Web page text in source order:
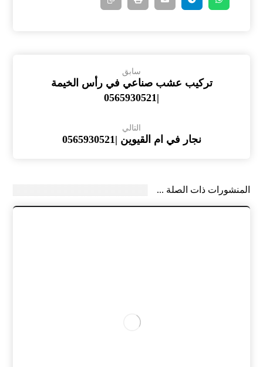
سابق
تركيب عشب صناعي في رأس الخيمة
|0565930521
التالي
نجار في ام القيوين |0565930521
المنشورات ذات الصلة ...